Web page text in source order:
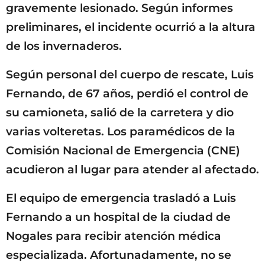
gravemente lesionado. Según informes
preliminares, el incidente ocurrió a la altura
de los invernaderos.
Según personal del cuerpo de rescate, Luis
Fernando, de 67 años, perdió el control de
su camioneta, salió de la carretera y dio
varias volteretas. Los paramédicos de la
Comisión Nacional de Emergencia (CNE)
acudieron al lugar para atender al afectado.
El equipo de emergencia trasladó a Luis
Fernando a un hospital de la ciudad de
Nogales para recibir atención médica
especializada. Afortunadamente, no se